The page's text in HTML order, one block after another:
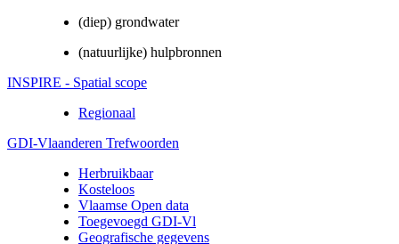
(diep) grondwater
(natuurlijke) hulpbronnen
INSPIRE - Spatial scope
Regionaal
GDI-Vlaanderen Trefwoorden
Herbruikbaar
Kosteloos
Vlaamse Open data
Toegevoegd GDI-Vl
Geografische gegevens